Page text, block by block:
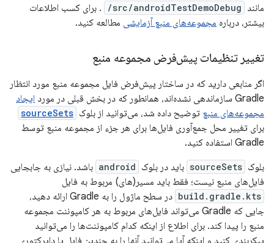
مانند src/androidTestDemoDebug/
. برای کسب اطلاعات
بیشتر، درباره مجموعه‌های منبع آزمایشی مطالعه کنید.
تغییر تنظیمات پیش‌فرض مجموعه منبع
اگر منابعی دارید که در ساختار پیش‌فرض فایل مجموعه منبع مورد انتظار
Gradle سازماندهی نشده‌اند، همانطور که در بخش قبلی در مورد
ایجاد
مجموعه‌های منبع توضیح داده شد، می‌توانید از بلوک sourceSets
برای تغییر محل جمع‌آوری فایل‌ها برای هر جزء از مجموعه منبع توسط
Gradle استفاده کنید.
بلوک sourceSets باید در بلوک android باشد. نیازی به جابجایی
فایل‌های منبع نیست؛ فقط باید مسیر(های) مربوط به فایل
build.gradle.kts
در سطح ماژول را به Gradle ارائه دهید،
جایی که Gradle می‌تواند فایل‌های مربوط به هر کامپوننت مجموعه
منبع را پیدا کند. برای اطلاع از اینکه کدام کامپوننت‌ها را می‌توانید
پیکربندی کنید و اینکه آیا می‌توانید آنها را به چندین فایل یا دایرکتوری